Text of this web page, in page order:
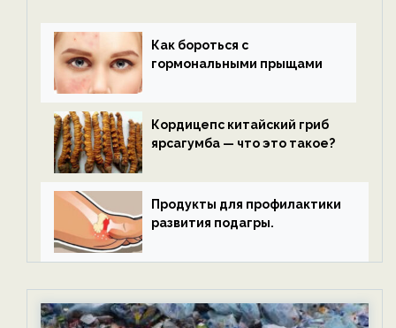
Как бороться с
гормональными прыщами
Кордицепс китайский гриб
ярсагумба — что это такое?
Продукты для профилактики
развития подагры.